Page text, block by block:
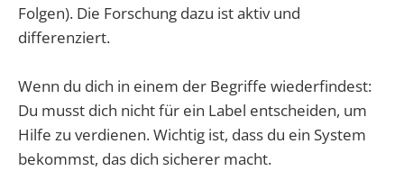
Folgen). Die Forschung dazu ist aktiv und
differenziert.
Wenn du dich in einem der Begriffe wiederfindest:
Du musst dich nicht für ein Label entscheiden, um
Hilfe zu verdienen. Wichtig ist, dass du ein System
bekommst, das dich sicherer macht.